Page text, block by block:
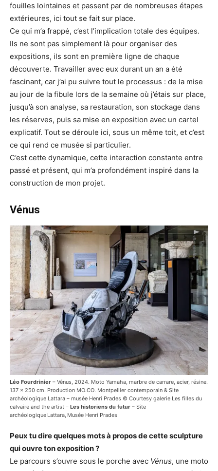
fouilles lointaines et passent par de nombreuses étapes
extérieures, ici tout se fait sur place.
Ce qui m’a frappé, c’est l’implication totale des équipes.
Ils ne sont pas simplement là pour organiser des
expositions, ils sont en première ligne de chaque
découverte. Travailler avec eux durant un an a été
fascinant, car j’ai pu suivre tout le processus : de la mise
au jour de la fibule lors de la semaine où j’étais sur place,
jusqu’à son analyse, sa restauration, son stockage dans
les réserves, puis sa mise en exposition avec un cartel
explicatif. Tout se déroule ici, sous un même toit, et c’est
ce qui rend ce musée si particulier.
C’est cette dynamique, cette interaction constante entre
passé et présent, qui m’a profondément inspiré dans la
construction de mon projet.
Vénus
Léo Fourdrinier – Vénus, 2024. Moto Yamaha, marbre de carrare, acier, résine.
137 x 250 cm. Production MO.CO. Montpellier contemporain & Site
archéologique Lattara – musée Henri Prades © Courtesy galerie Les filles du
calvaire and the artist – Les historiens du futur – Site
archéologique Lattara, Musée Henri Prades
Peux tu dire quelques mots à propos de cette sculpture
qui ouvre ton exposition ?
Le parcours s’ouvre sous le porche avec Vénus, une moto